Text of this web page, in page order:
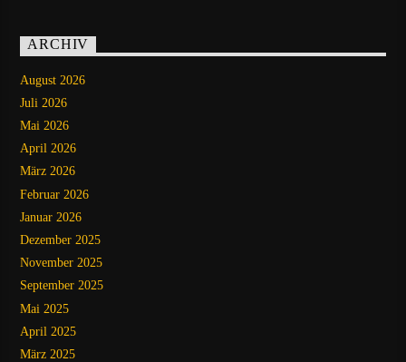
ARCHIV
August 2026
Juli 2026
Mai 2026
April 2026
März 2026
Februar 2026
Januar 2026
Dezember 2025
November 2025
September 2025
Mai 2025
April 2025
März 2025